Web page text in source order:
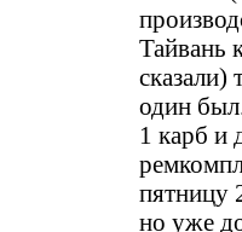
Тайвань
сказали)
один
1 карб и
пятницу
но уже